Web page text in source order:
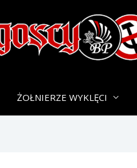
ŻOŁNIERZE WYKLĘCI